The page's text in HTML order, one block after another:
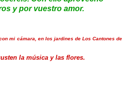
y por vuestro amor.
mi cámara, en los jardines de Los Cantones de
la música y las flores.